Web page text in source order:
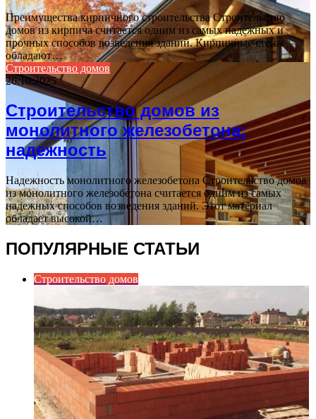
Преимущества кирпичного строительства Строительство
домов из кирпича считается одним из самых надежных и
прочных способов возведения зданий. Кирпичные стены
обладают…
Строительство домов
26.10.2025
Строительство домов из
монолитного железобетона:
надежность
Надежность монолитного железобетона Строительство домов
из монолитного железобетона считается одним из самых
надежных способов возведения зданий. Этот материал
обладает высокой…
ПОПУЛЯРНЫЕ СТАТЬИ
Строительство домов